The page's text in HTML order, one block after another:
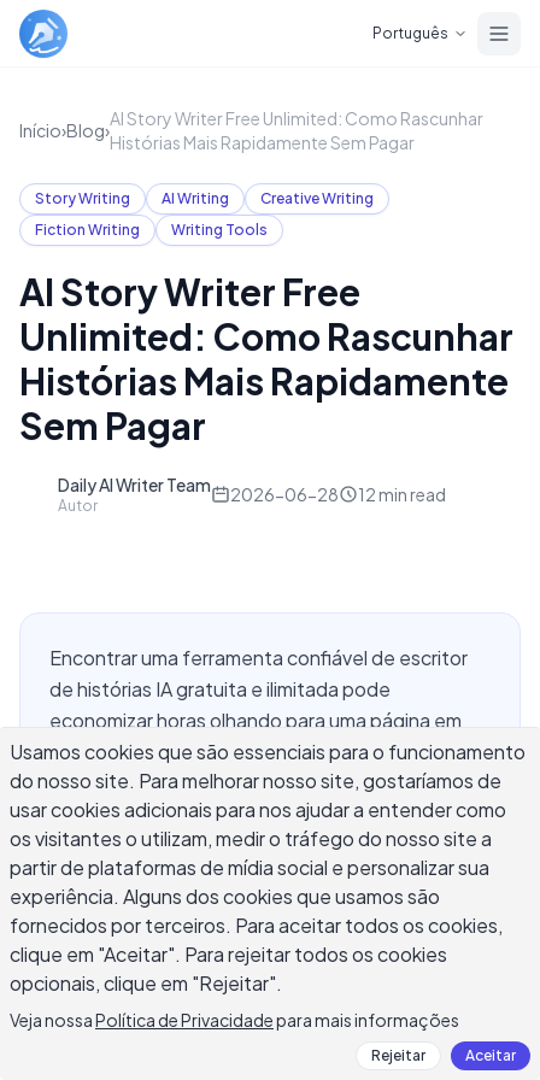
Português
Início›Blog›
AI Story Writer Free Unlimited: Como Rascunhar
Histórias Mais Rapidamente Sem Pagar
Story Writing AI Writing
Creative Writing
Fiction Writing
Writing Tools
AI Story Writer Free
Unlimited: Como Rascunhar
Histórias Mais Rapidamente
Sem Pagar
Daily AI Writer Team
Autor
2026-06-28 12 min read
Encontrar uma ferramenta confiável de escritor
de histórias IA gratuita e ilimitada pode
economizar horas olhando para uma página em
branco. Se você precisa de uma história curta
para uma atribuição de classe, de um rascunho de
capítulo para um romance que vem adiando, ou
de um rápido flash fiction para compartilhar com
amigos, os escritores de histórias IA gratuitos
permitem que você passe do conceito ao
rascunho sem pagar por software que você usa
uma única vez. Este guia aborda o que essas
ferramentas realmente podem fazer, onde seus
limites aparecem, como obter saída
consistentemente útil de um escritor de histórias
Usamos cookies que são essenciais para o funcionamento
do nosso site. Para melhorar nosso site, gostaríamos de
usar cookies adicionais para nos ajudar a entender como
os visitantes o utilizam, medir o tráfego do nosso site a
partir de plataformas de mídia social e personalizar sua
experiência. Alguns dos cookies que usamos são
fornecidos por terceiros. Para aceitar todos os cookies,
clique em "Aceitar". Para rejeitar todos os cookies
opcionais, clique em "Rejeitar".
Veja nossaPolítica de Privacidadepara mais informações
Rejeitar Aceitar